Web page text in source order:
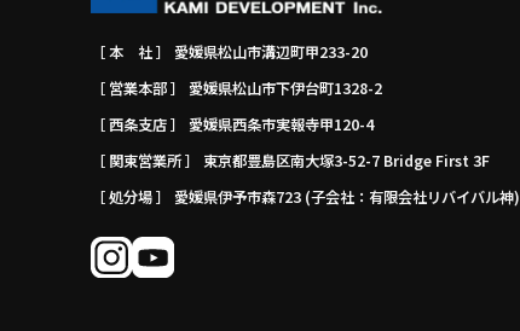
［ 本 社 ］
愛媛県松山市溝辺町甲233-20
［ 営業本部 ］
愛媛県松山市下伊台町1328-2
［ 西条支店 ］
愛媛県西条市実報寺甲120-4
［ 関東営業所 ］
東京都豊島区南大塚3-52-7 Bridge First 3F
［ 処分場 ］
愛媛県伊予市森723 (子会社：有限会社リバイバル神)